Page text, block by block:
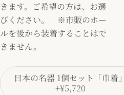
きます。ご希望の方は、お選
びください。 ※市販のホー
ルを後から装着することはで
きません。
日本の名器 1個セット「巾着
+¥5,720